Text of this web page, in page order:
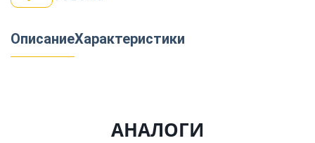
Строительство
ОписаниеХарактеристики
АНАЛОГИ